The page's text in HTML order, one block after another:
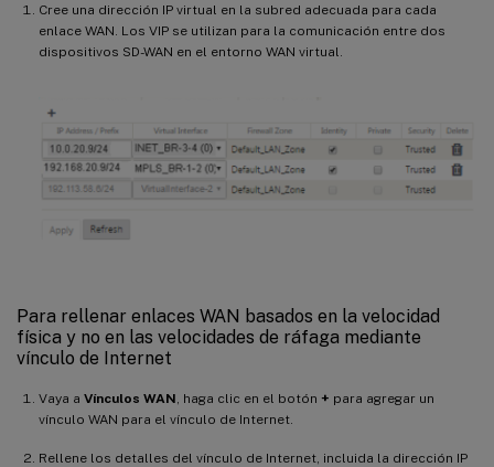
Cree una dirección IP virtual en la subred adecuada para cada
enlace WAN. Los VIP se utilizan para la comunicación entre dos
dispositivos SD-WAN en el entorno WAN virtual.
Para rellenar enlaces WAN basados en la velocidad
física y no en las velocidades de ráfaga mediante
vínculo de Internet
Vaya a Vínculos WAN , haga clic en el botón + para agregar un
vínculo WAN para el vínculo de Internet.
Rellene los detalles del vínculo de Internet, incluida la dirección IP